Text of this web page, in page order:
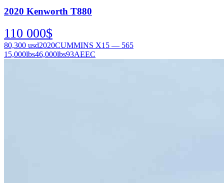
2020 Kenworth T880
110 000$
80,300 usd2020CUMMINS X15 — 565
15,000lbs46,000lbs93AEEC